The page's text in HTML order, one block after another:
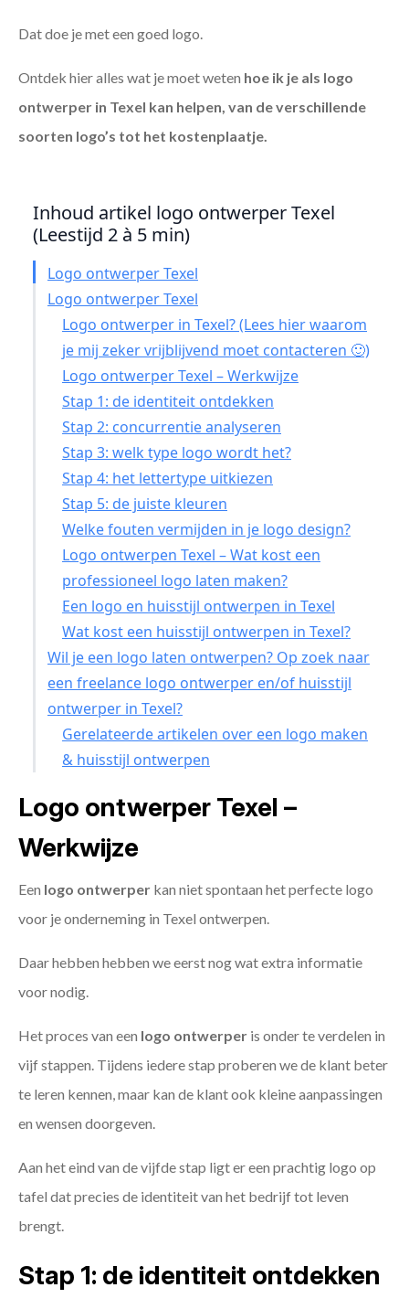
Dat doe je met een goed logo.
Ontdek hier alles wat je moet weten hoe ik je als logo
ontwerper in Texel kan helpen, van de verschillende
soorten logo’s tot het kostenplaatje.
Inhoud artikel logo ontwerper Texel
(Leestijd 2 à 5 min)
Logo ontwerper Texel
Logo ontwerper Texel
Logo ontwerper in Texel? (Lees hier waarom
je mij zeker vrijblijvend moet contacteren 🙂)
Logo ontwerper Texel – Werkwijze
Stap 1: de identiteit ontdekken
Stap 2: concurrentie analyseren
Stap 3: welk type logo wordt het?
Stap 4: het lettertype uitkiezen
Stap 5: de juiste kleuren
Welke fouten vermijden in je logo design?
Logo ontwerpen Texel – Wat kost een
professioneel logo laten maken?
Een logo en huisstijl ontwerpen in Texel
Wat kost een huisstijl ontwerpen in Texel?
Wil je een logo laten ontwerpen? Op zoek naar
een freelance logo ontwerper en/of huisstijl
ontwerper in Texel?
Gerelateerde artikelen over een logo maken
& huisstijl ontwerpen
Logo ontwerper Texel –
Werkwijze
Een logo ontwerper kan niet spontaan het perfecte logo
voor je onderneming in Texel ontwerpen.
Daar hebben hebben we eerst nog wat extra informatie
voor nodig.
Het proces van een logo ontwerper is onder te verdelen in
vijf stappen. Tijdens iedere stap proberen we de klant beter
te leren kennen, maar kan de klant ook kleine aanpassingen
en wensen doorgeven.
Aan het eind van de vijfde stap ligt er een prachtig logo op
tafel dat precies de identiteit van het bedrijf tot leven
brengt.
Stap 1: de identiteit ontdekken